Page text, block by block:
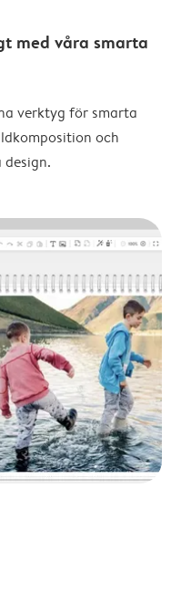
med våra smarta
verktyg för smarta
och